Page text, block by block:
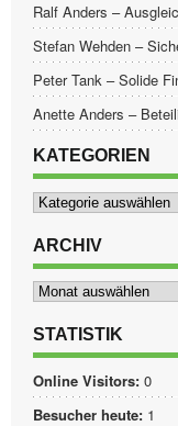
Ralf Anders –
Stefan Wehden –
Peter Tank – Solide
Anette Anders –
KATEGORIEN
Kategorien
ARCHIV
Archiv
STATISTIK
Online Visitors: 0
Besucher heute: 1